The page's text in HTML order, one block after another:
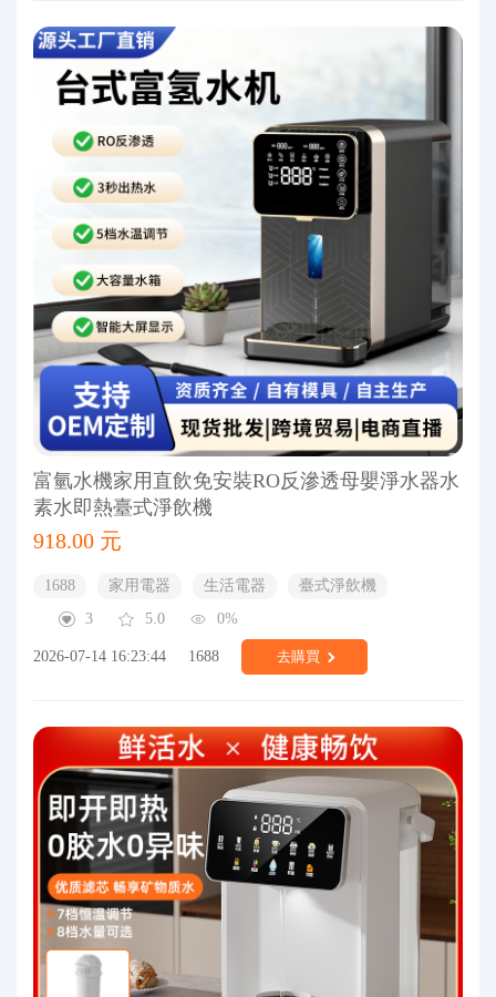
富氫水機家用直飲免安裝RO反滲透母嬰淨水器水
素水即熱臺式淨飲機
918.00 元
1688 家用電器 生活電器
臺式淨飲機
3
5.0 0%
2026-07-14 16:23:44 1688 去購買